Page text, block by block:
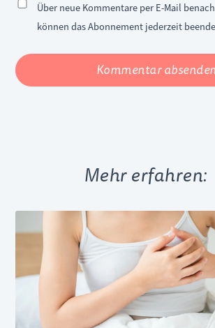
Über neue Kommentare per E-Mail
können das Abonnement jederzeit
Kommentar
Mehr erfahren: